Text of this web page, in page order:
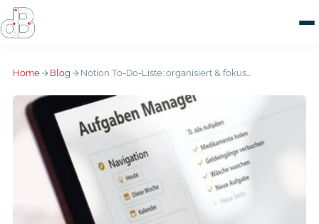
Home Blog Notion To-Do-Liste: organisiert & fokussiert bleiben (nie mehr Aufgaben vergessen)